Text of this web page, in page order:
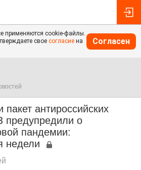
применяются cookie-файлы.
свое согласие на
Согласен
антироссийских
предупредили о
пандемии:
недели